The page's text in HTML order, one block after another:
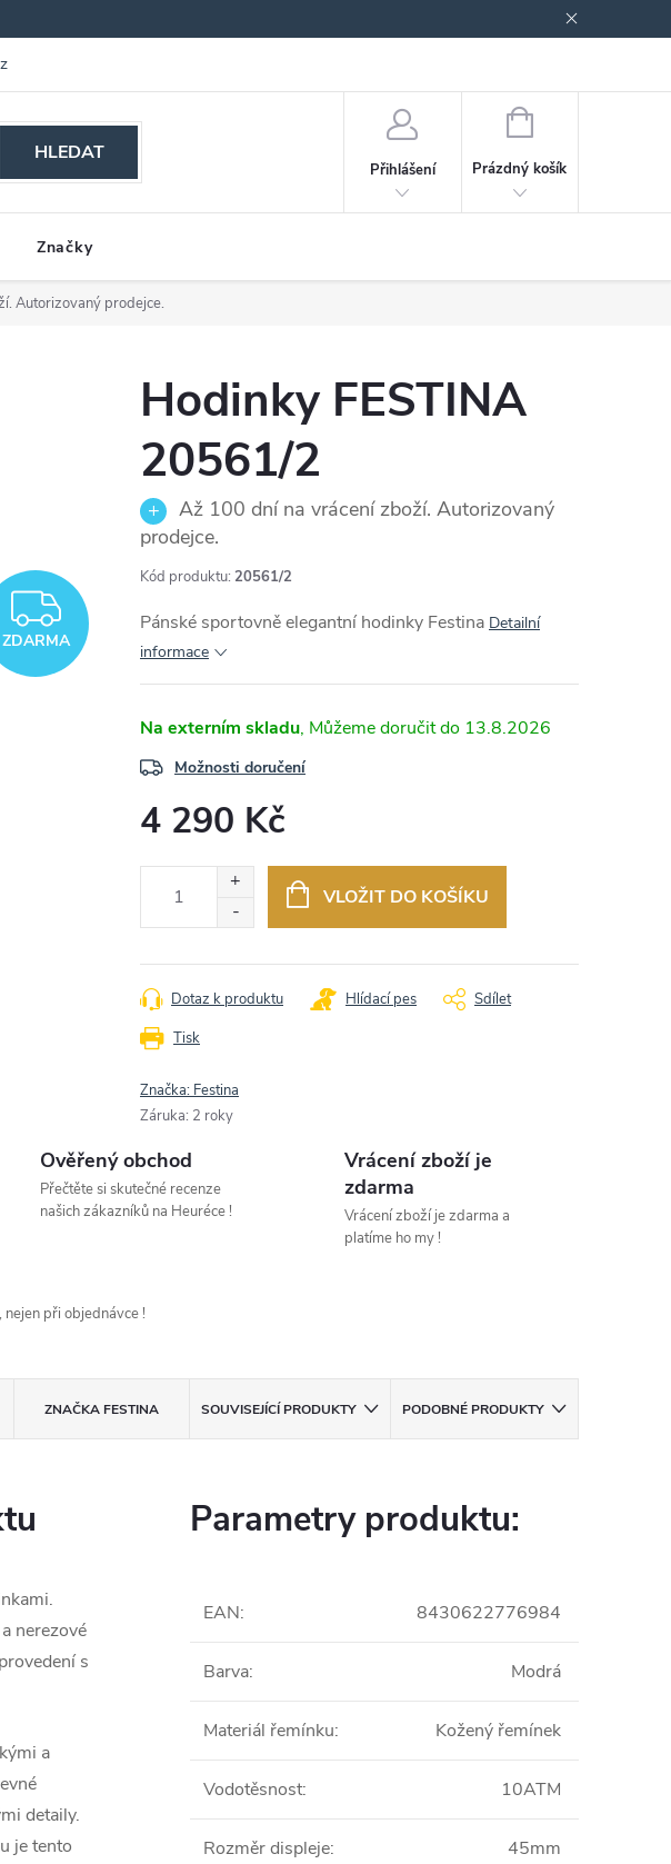
podmínky
HLEDAT
Přihlášení
NÁKUPNÍ
Prázdný košík
Značky
Autorizovaný prodejce.
ZDARMA
ZDARMA
Hodinky FESTINA
20561/2
Až 100 dní na vrácení zboží. Autorizovaný
prodejce.
Kód produktu: 20561/2
Pánské sportovně elegantní hodinky Festina Detailní
informace
Na externím skladu 13.8.2026
Možnosti doručení
4 290 Kč
VLOŽIT DO KOŠÍKU
Tisk
Dotaz k produktu Hlídací pes Sdílet
Značka: Festina
Záruka: 2 roky
Ověřený obchod
Přečtěte si skutečné recenze
našich zákazníků na Heuréce !
Vrácení zboží je
zdarma
Vrácení zboží je zdarma a
platíme ho my !
při objednávce !
ZNAČKA FESTINA SOUVISEJÍCÍ PRODUKTY PODOBNÉ PRODUKTY
nerezové
s
a
detaily.
je tento
Parametry produktu:
EAN: 8430622776984
Barva: Modrá
Materiál řemínku: Kožený řemínek
Vodotěsnost: 10ATM
Rozměr displeje: 45mm